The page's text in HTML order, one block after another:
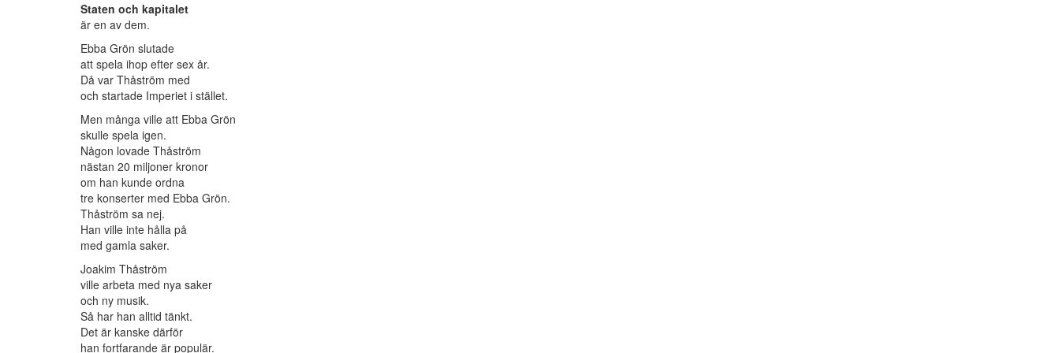
Staten och kapitalet
är en av dem.
Ebba Grön slutade
att spela ihop efter sex år.
Då var Thåström med
och startade Imperiet i stället.
Men många ville att Ebba Grön
skulle spela igen.
Någon lovade Thåström
nästan 20 miljoner kronor
om han kunde ordna
tre konserter med Ebba Grön.
Thåström sa nej.
Han ville inte hålla på
med gamla saker.
Joakim Thåström
ville arbeta med nya saker
och ny musik.
Så har han alltid tänkt.
Det är kanske därför
han fortfarande är populär.